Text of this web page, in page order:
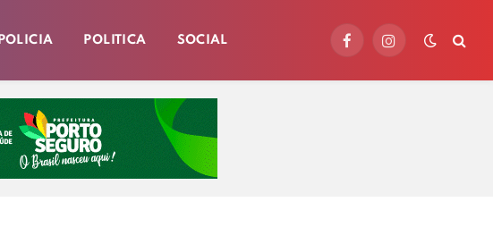
POLICIA POLITICA SOCIAL
FacebookInstagram